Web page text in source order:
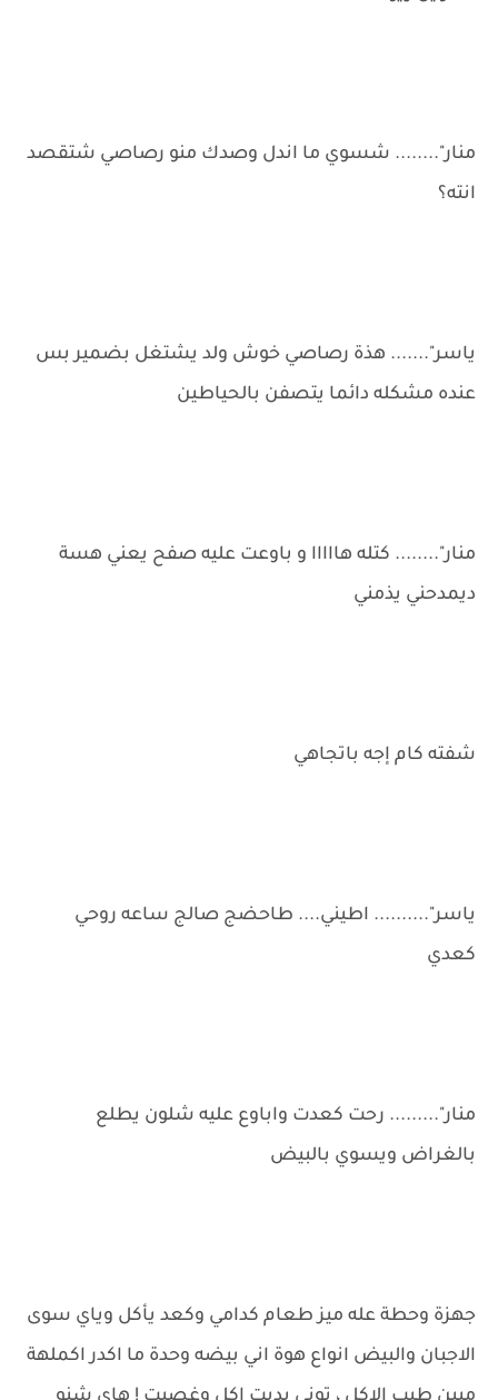
منار"........ شسوي ما اندل وصدك منو رصاصي شتقصد
انته؟
ياسر"....... هذة رصاصي خوش ولد يشتغل بضمير بس
عنده مشكله دائما يتصفن بالحياطين
منار"........ كتله هااااا و باوعت عليه صفح يعني هسة
ديمدحني يذمني
شفته كام إجه باتجاهي
ياسر".......... اطيني.... طاحضج صالج ساعه روحي
كعدي
منار"......... رحت كعدت واباوع عليه شلون يطلع
بالغراض ويسوي بالبيض
جهزة وحطة عله ميز طعام كدامي وكعد يأكل وياي سوى
الاجبان والبيض انواع هوة اني بيضه وحدة ما اكدر اكملهة